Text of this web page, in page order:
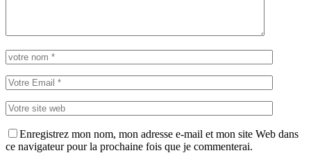
Enregistrez mon nom, mon adresse e-mail et mon site Web dans
ce navigateur pour la prochaine fois que je commenterai.